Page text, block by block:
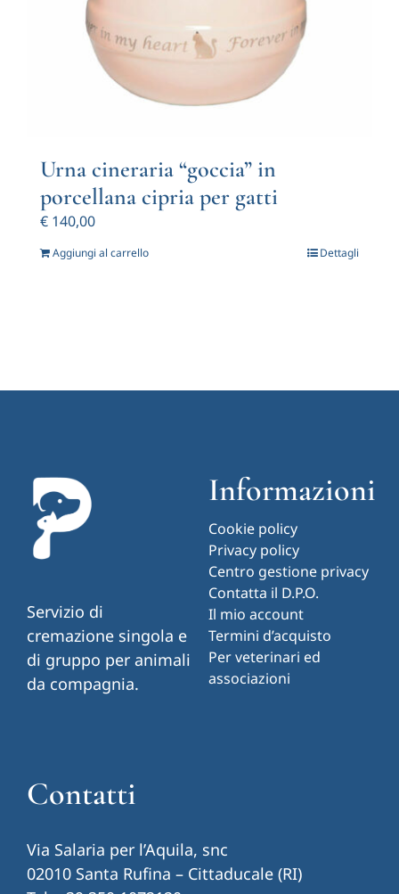
Urna cineraria “goccia” in
porcellana cipria per gatti
€ 140,00
Aggiungi al carrello Dettagli
Servizio di
cremazione singola e
di gruppo per animali
da compagnia.
Informazioni
Cookie policy
Privacy policy
Centro gestione privacy
Contatta il D.P.O.
Il mio account
Termini d’acquisto
Per veterinari ed
associazioni
Contatti
Via Salaria per l’Aquila, snc
02010 Santa Rufina – Cittaducale (RI)